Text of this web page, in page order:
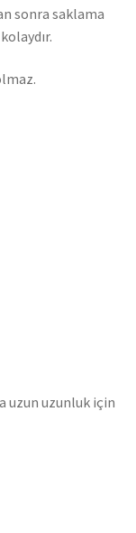
sonra saklama
uzun uzunluk için